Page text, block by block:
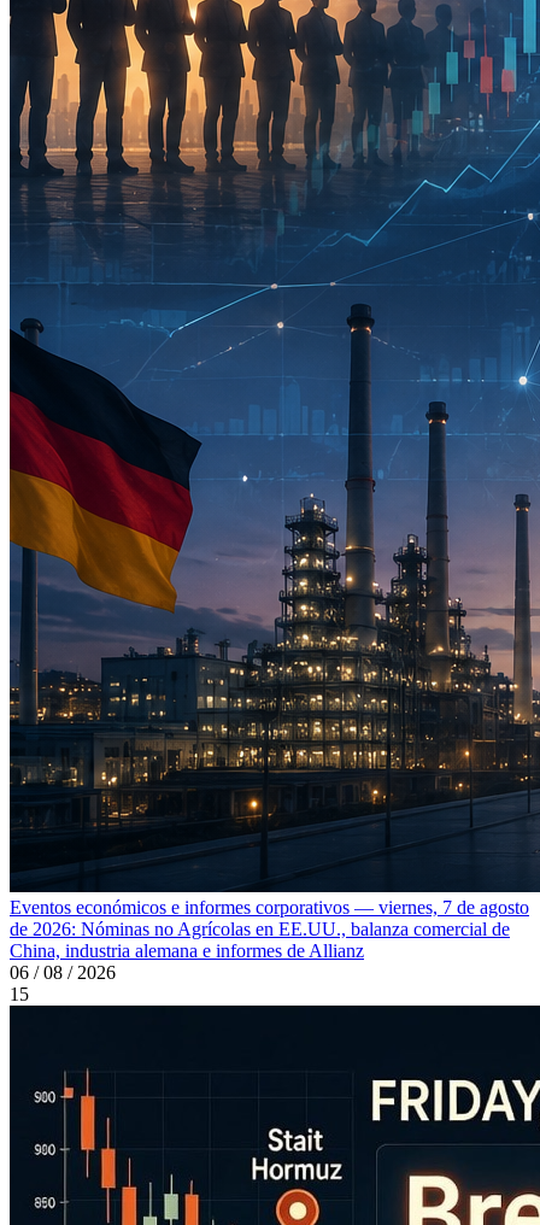
Eventos económicos e informes corporativos — viernes, 7 de agosto
de 2026: Nóminas no Agrícolas en EE.UU., balanza comercial de
China, industria alemana e informes de Allianz
06 / 08 / 2026
15